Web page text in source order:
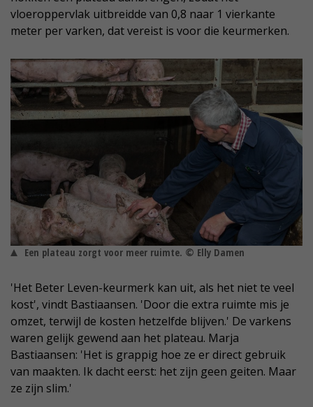
vloeroppervlak uitbreidde van 0,8 naar 1 vierkante
meter per varken, dat vereist is voor die keurmerken.
Een plateau zorgt voor meer ruimte. © Elly Damen
'Het Beter Leven-keurmerk kan uit, als het niet te veel
kost', vindt Bastiaansen. 'Door die extra ruimte mis je
omzet, terwijl de kosten hetzelfde blijven.' De varkens
waren gelijk gewend aan het plateau. Marja
Bastiaansen: 'Het is grappig hoe ze er direct gebruik
van maakten. Ik dacht eerst: het zijn geen geiten. Maar
ze zijn slim.'